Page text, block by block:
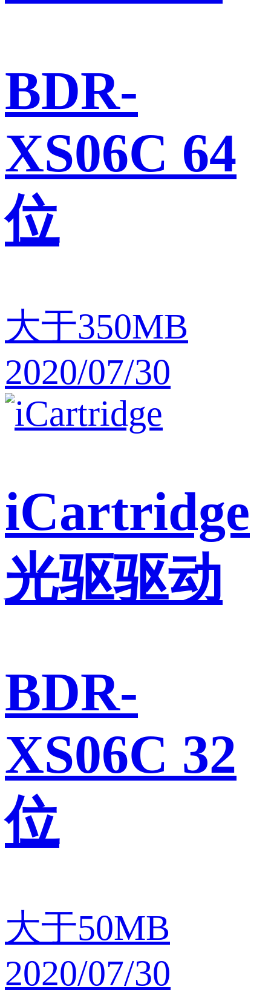
BDR-
XS06C 64
位
大于350MB
2020/07/30
iCartridge
光驱驱动
BDR-
XS06C 32
位
大于50MB
2020/07/30